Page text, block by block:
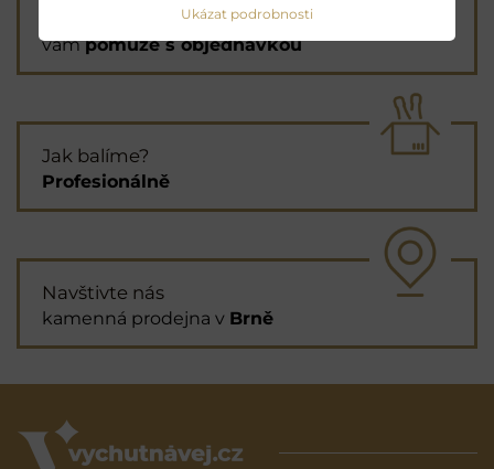
Průvodce výběrem
vámpomůže s objednávkou
Jak balíme?
Profesionálně
Navštivte nás
kamenná prodejna v Brně
Ukázat podrobnosti